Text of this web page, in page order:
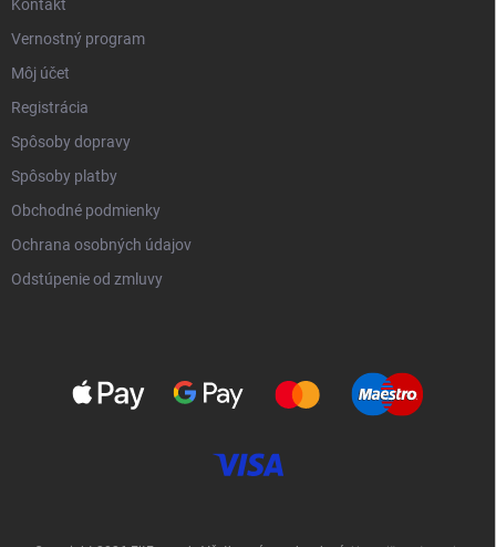
Kontakt
Vernostný program
Môj účet
Registrácia
Spôsoby dopravy
Spôsoby platby
Obchodné podmienky
Ochrana osobných údajov
Odstúpenie od zmluvy